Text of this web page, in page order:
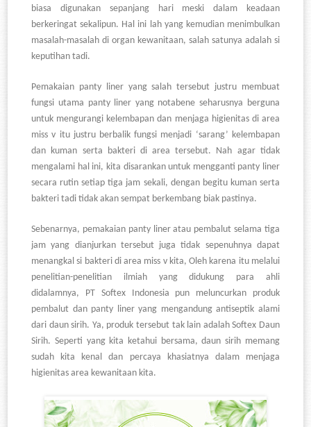
biasa digunakan sepanjang hari meski dalam keadaan
berkeringat sekalipun. Hal ini lah yang kemudian menimbulkan
masalah-masalah di organ kewanitaan, salah satunya adalah si
keputihan tadi.
Pemakaian panty liner yang salah tersebut justru membuat
fungsi utama panty liner yang notabene seharusnya berguna
untuk mengurangi kelembapan dan menjaga higienitas di area
miss v itu justru berbalik fungsi menjadi ‘sarang’ kelembapan
dan kuman serta bakteri di area tersebut. Nah agar tidak
mengalami hal ini, kita disarankan untuk mengganti panty liner
secara rutin setiap tiga jam sekali, dengan begitu kuman serta
bakteri tadi tidak akan sempat berkembang biak pastinya.
Sebenarnya, pemakaian panty liner atau pembalut selama tiga
jam yang dianjurkan tersebut juga tidak sepenuhnya dapat
menangkal si bakteri di area miss v kita, Oleh karena itu melalui
penelitian-penelitian ilmiah yang didukung para ahli
didalamnya, PT Softex Indonesia pun meluncurkan produk
pembalut dan panty liner yang mengandung antiseptik alami
dari daun sirih. Ya, produk tersebut tak lain adalah Softex Daun
Sirih. Seperti yang kita ketahui bersama, daun sirih memang
sudah kita kenal dan percaya khasiatnya dalam menjaga
higienitas area kewanitaan kita.